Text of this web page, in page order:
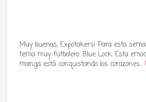
Muy buenas, Expotakers! Para esta
tema muy futbolero: Blue Lock. Esta
manga está conquistando los corazones…